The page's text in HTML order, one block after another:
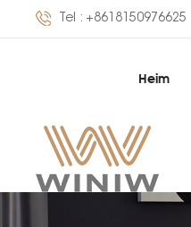
Tel : +8618150976625
Heim